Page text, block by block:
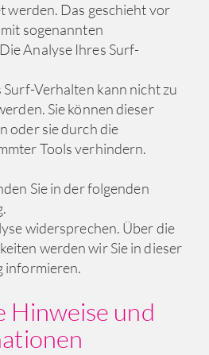
werden. Das geschieht vor
sogenannten
Analyse Ihres Surf-
Surf-Verhalten kann nicht zu
Sie können dieser
oder sie durch die
Tools verhindern.
Sie in der folgenden
widersprechen. Über die
werden wir Sie in dieser
informieren.
Hinweise und